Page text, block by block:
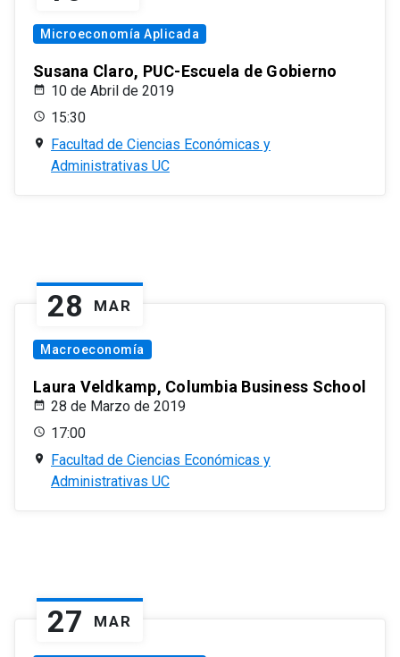
Microeconomía Aplicada
Susana Claro, PUC-Escuela de Gobierno
10 de Abril de 2019
15:30
Facultad de Ciencias Económicas y
Administrativas UC
28 MAR
Macroeconomía
Laura Veldkamp, Columbia Business School
28 de Marzo de 2019
17:00
Facultad de Ciencias Económicas y
Administrativas UC
27 MAR